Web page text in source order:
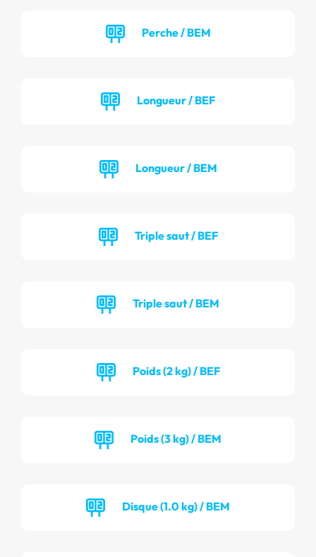
Perche / BEM
Longueur / BEF
Longueur / BEM
Triple saut / BEF
Triple saut / BEM
Poids (2 kg) / BEF
Poids (3 kg) / BEM
Disque (1.0 kg) / BEM